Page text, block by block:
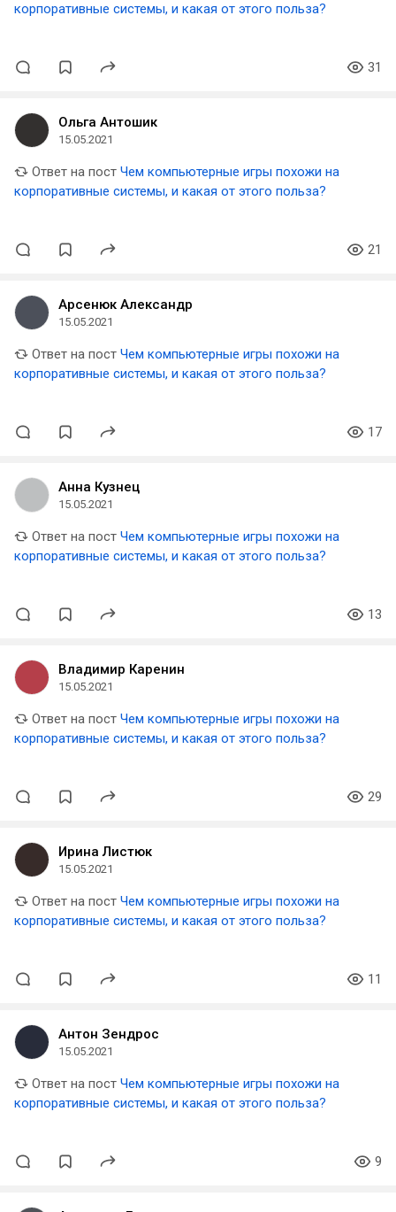
корпоративные системы, и какая от этого польза?
31
Ольга Антошик
15.05.2021
Ответ на пост Чем компьютерные игры похожи на
корпоративные системы, и какая от этого польза?
21
Арсенюк Александр
15.05.2021
Ответ на пост Чем компьютерные игры похожи на
корпоративные системы, и какая от этого польза?
17
Анна Кузнец
15.05.2021
Ответ на пост Чем компьютерные игры похожи на
корпоративные системы, и какая от этого польза?
13
Владимир Каренин
15.05.2021
Ответ на пост Чем компьютерные игры похожи на
корпоративные системы, и какая от этого польза?
29
Ирина Листюк
15.05.2021
Ответ на пост Чем компьютерные игры похожи на
корпоративные системы, и какая от этого польза?
11
Антон Зендрос
15.05.2021
Ответ на пост Чем компьютерные игры похожи на
корпоративные системы, и какая от этого польза?
9